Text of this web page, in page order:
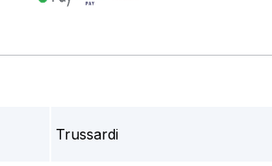
Trussardi